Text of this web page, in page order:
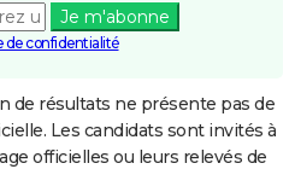
Je m'abonne
de confidentialité
de résultats ne présente pas de
Les candidats sont invités à
officielles ou leurs relevés de